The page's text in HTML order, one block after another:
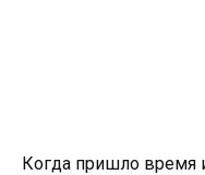
Когда пришло время